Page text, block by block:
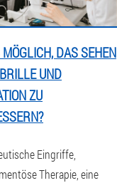
DAS SEHEN
UND
ZU
Eingriffe,
Therapie, eine